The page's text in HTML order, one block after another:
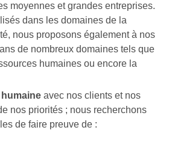
moyennes et grandes entreprises.
dans les domaines de la
nous proposons également à nos
de nombreux domaines tels que
humaines ou encore la
avec nos clients et nos
nos priorités ; nous recherchons
de faire preuve de :